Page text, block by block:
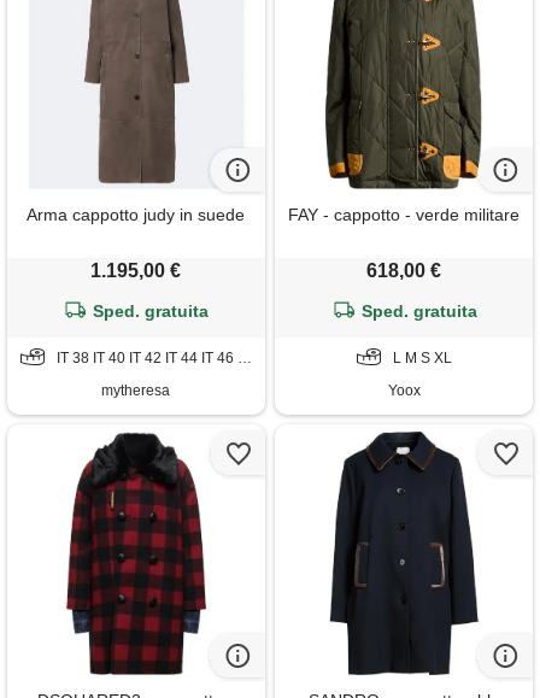
Arma cappotto judy in suede
1.195,00 €
Sped. gratuita
IT 38 IT 40 IT 42 IT 44 IT 46 IT 48 IT 50
mytheresa
FAY - cappotto - verde militare
618,00 €
Sped. gratuita
L M S XL
Yoox